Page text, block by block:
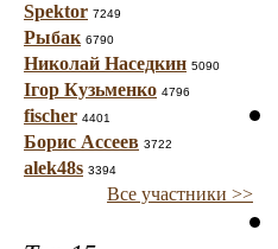
Spektor 7249
Рыбак 6790
Николай Наседкин 5090
Ігор Кузьменко 4796
fischer 4401
Борис Ассеев 3722
alek48s 3394
Все участники >>